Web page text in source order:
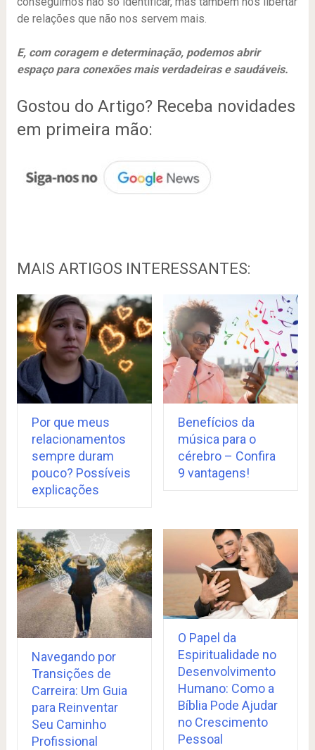
de relações que não nos servem mais.
E, com coragem e determinação, podemos abrir
espaço para conexões mais verdadeiras e saudáveis.
Gostou do Artigo? Receba novidades
em primeira mão:
MAIS ARTIGOS INTERESSANTES:
Por que meus
relacionamentos
sempre duram
pouco? Possíveis
explicações
Benefícios da
música para o
cérebro – Confira
9 vantagens!
Navegando por
Transições de
Carreira: Um Guia
para Reinventar
Seu Caminho
Profissional
O Papel da
Espiritualidade no
Desenvolvimento
Humano: Como a
Bíblia Pode Ajudar
no Crescimento
Pessoal